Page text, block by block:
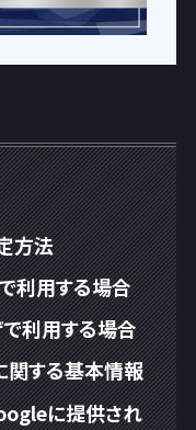
方法
利用する場合
利用する場合
関する基本情報
に提供され